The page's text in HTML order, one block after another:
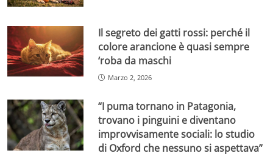
Il segreto dei gatti rossi: perché il
colore arancione è quasi sempre
‘roba da maschi
Marzo 2, 2026
“I puma tornano in Patagonia,
trovano i pinguini e diventano
improvvisamente sociali: lo studio
di Oxford che nessuno si aspettava”